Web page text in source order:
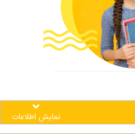
نمایش اطلاعات